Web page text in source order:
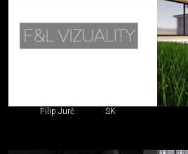
Filip Jurč SK